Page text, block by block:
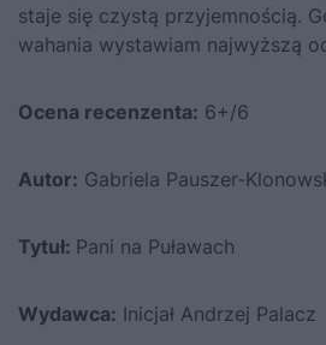
staje się czystą przyjemnością.
wahania wystawiam najwyższą
Ocena recenzenta: 6+/6
Autor: Gabriela Pauszer-
Tytuł: Pani na Puławach
Wydawca: Inicjał Andrzej Palacz